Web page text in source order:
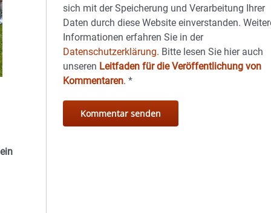
sich mit der Speicherung und Verarbeitung Ihrer
Daten durch diese Website einverstanden.
Informationen erfahren Sie in der
Datenschutzerklärung. Bitte lesen Sie hier auch
unseren Leitfaden für die Veröffentlichung von
Kommentaren.*